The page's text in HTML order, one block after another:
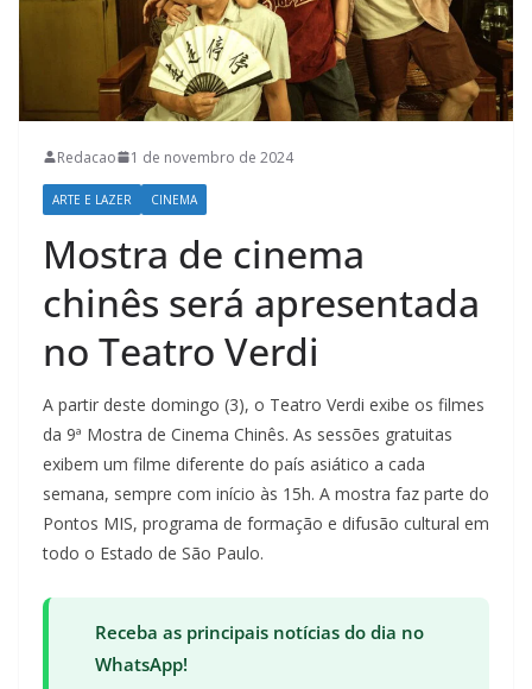
Redacao 1 de novembro de 2024
ARTE E LAZER CINEMA
Mostra de cinema
chinês será apresentada
no Teatro Verdi
A partir deste domingo (3), o Teatro Verdi exibe os filmes
da 9ª Mostra de Cinema Chinês. As sessões gratuitas
exibem um filme diferente do país asiático a cada
semana, sempre com início às 15h. A mostra faz parte do
Pontos MIS, programa de formação e difusão cultural em
todo o Estado de São Paulo.
Receba as principais notícias do dia no
WhatsApp!